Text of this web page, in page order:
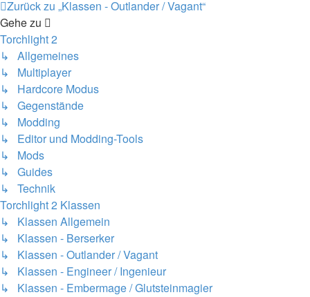
Zurück zu „Klassen - Outlander / Vagant“
Gehe zu
Torchlight 2
↳ Allgemeines
↳ Multiplayer
↳ Hardcore Modus
↳ Gegenstände
↳ Modding
↳ Editor und Modding-Tools
↳ Mods
↳ Guides
↳ Technik
Torchlight 2 Klassen
↳ Klassen Allgemein
↳ Klassen - Berserker
↳ Klassen - Outlander / Vagant
↳ Klassen - Engineer / Ingenieur
↳ Klassen - Embermage / Glutsteinmagier